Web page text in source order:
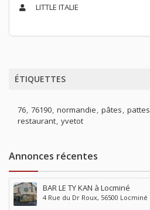
LITTLE ITALIE
ÉTIQUETTES
76 76190 normandie pâtes pattes
restaurant yvetot
Annonces récentes
BAR LE TY KAN à Locminé
4 Rue du Dr Roux, 56500 Locminé